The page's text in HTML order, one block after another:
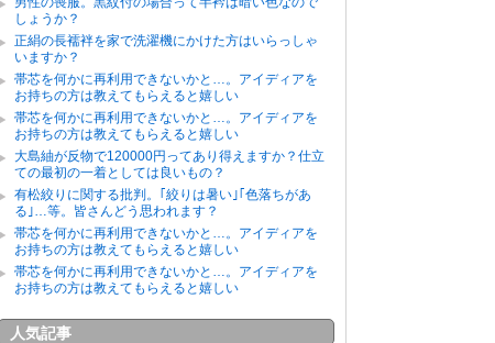
しょうか？
正絹の長襦袢を家で洗濯機にかけた方はいらっしゃ
いますか？
帯芯を何かに再利用できないかと…。アイディアを
お持ちの方は教えてもらえると嬉しい
帯芯を何かに再利用できないかと…。アイディアを
お持ちの方は教えてもらえると嬉しい
大島紬が反物で120000円ってあり得えますか？仕立
ての最初の一着としては良いもの？
有松絞りに関する批判。｢絞りは暑い｣｢色落ちがあ
る｣…等。皆さんどう思われます？
帯芯を何かに再利用できないかと…。アイディアを
お持ちの方は教えてもらえると嬉しい
帯芯を何かに再利用できないかと…。アイディアを
お持ちの方は教えてもらえると嬉しい
人気記事